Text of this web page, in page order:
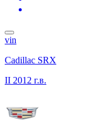
vin
Cadillac SRX
II 2012 г.в.